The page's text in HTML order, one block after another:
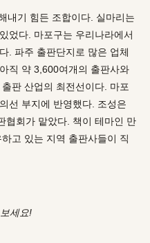
내기 힘든 조합이다. 실마리는
었다. 마포구는 우리나라에서
. 파주 출판단지로 많은 업체
직 약 3,600여개의 출판사와
판 산업의 최전선이다. 마포
선 부지에 반영했다. 조성은
협회가 맡았다. 책이 테마인 만
고 있는 지역 출판사들이 직
세요!